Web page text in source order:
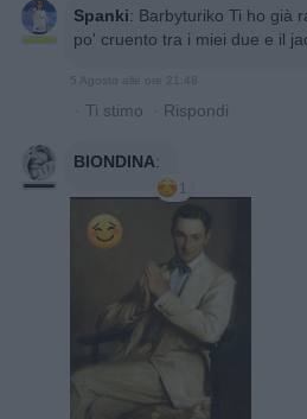
Spanki: Barbyturiko Ti ho già
po' cruento tra i miei due e il
5 Agosto alle ore 21:48
· Ti stimo · Rispondi
BIONDINA:
1